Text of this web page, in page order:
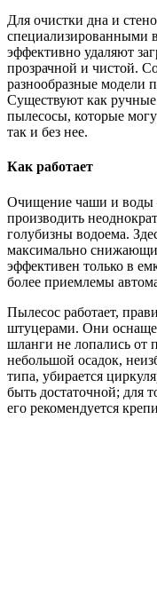
Для очистки дна и
специализированными
эффективно удаляют
прозрачной и чистой.
разнообразные модели
Существуют как
пылесосы, которые
так и без нее.
Как работает
Очищение чаши и воды
производить
голубизны водоема.
максимально
эффективен только в
более приемлемы
Пылесос работает,
штуцерами. Они
шланги не лопались от
небольшой осадок,
типа, убирается
быть достаточной; для
его рекомендуется